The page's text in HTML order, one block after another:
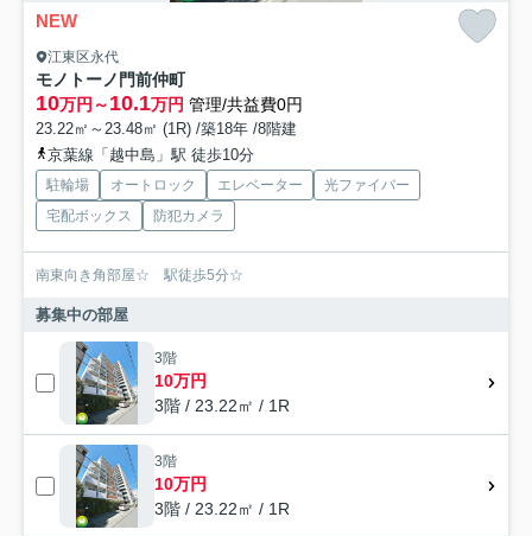
NEW
江東区永代
モノトーノ門前仲町
10万円～10.1万円 管理/共益費0円
23.22㎡～23.48㎡ (1R) /築18年 /8階建
京葉線「越中島」駅 徒歩10分
駐輪場 オートロック エレベーター
光ファイバー
宅配ボックス
防犯カメラ
南東向き角部屋☆ 駅徒歩5分☆
募集中の部屋
3階
10万円
3階 / 23.22㎡ / 1R
3階
10万円
3階 / 23.22㎡ / 1R